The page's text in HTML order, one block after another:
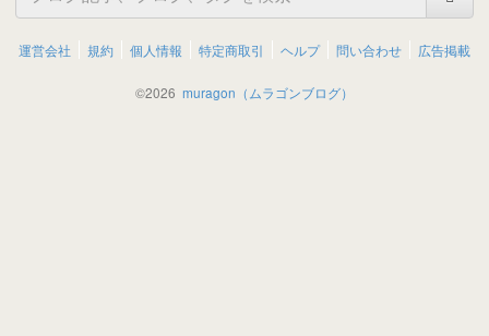
運営会社 規約 個人情報 特定商取引 ヘルプ 問い合わせ 広告掲載
©2026 muragon（ムラゴンブログ）